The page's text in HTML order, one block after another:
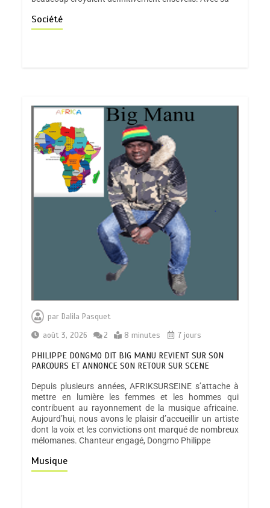
Société
par Dalila Pasquet
août 3, 2026
2 8 minutes 7 jours
PHILIPPE DONGMO DIT BIG MANU REVIENT SUR SON
PARCOURS ET ANNONCE SON RETOUR SUR SCENE
Depuis plusieurs années, AFRIKSURSEINE s’attache à
mettre en lumière les femmes et les hommes qui
contribuent au rayonnement de la musique africaine.
Aujourd’hui, nous avons le plaisir d’accueillir un artiste
dont la voix et les convictions ont marqué de nombreux
mélomanes. Chanteur engagé, Dongmo Philippe
Musique